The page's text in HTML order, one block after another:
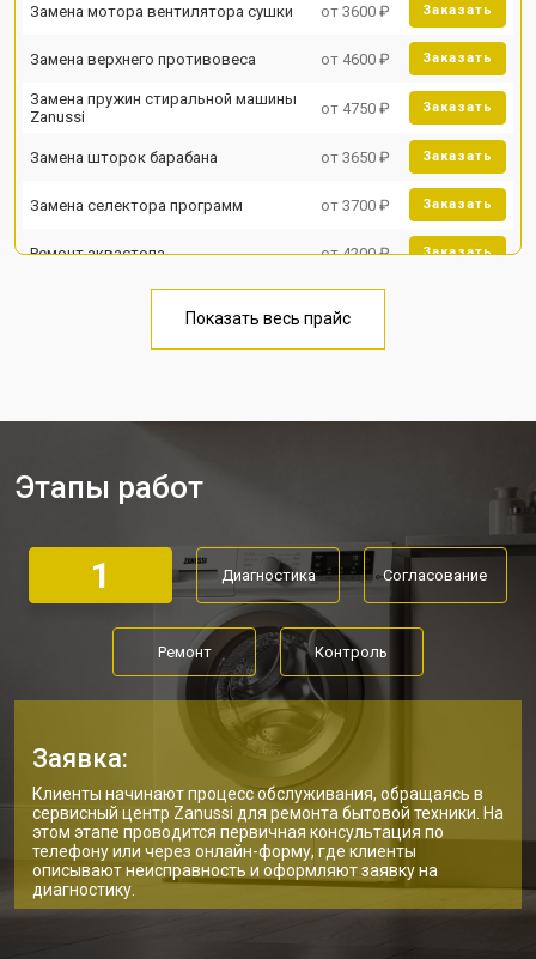
Замена мотора вентилятора сушки от 3600 ₽ Заказать
Замена верхнего противовеса от 4600 ₽ Заказать
Замена пружин стиральной машины
Zanussi
от 4750 ₽ Заказать
Замена шторок барабана от 3650 ₽ Заказать
Замена селектора программ от 3700 ₽ Заказать
Ремонт аквастопа от 4200 ₽ Заказать
от 3450 ₽
Ремонт или замена петли двери
Заказать
Ремонт платы управления
(восстановление)
Корпусный ремонт (замена резинок,
креплений, кнопок)
от 1850 ₽
от 2750 ₽
Замена щёток стиральной машины
Zanussi
от 3100 ₽
Замена амортизаторов от 2000 ₽ Заказать
Замена подшипников от 2800 ₽ Заказать
Замена мотора стиральной машины
Zanussi
от 3800 ₽ Заказать
Показать весь прайс
Этапы работ
1 Диагностика Согласование
Ремонт Контроль
Заявка:
Клиенты начинают процесс обслуживания, обращаясь в
сервисный центр Zanussi для ремонта бытовой техники. На
этом этапе проводится первичная консультация по
телефону или через онлайн-форму, где клиенты
описывают неисправность и оформляют заявку на
диагностику.